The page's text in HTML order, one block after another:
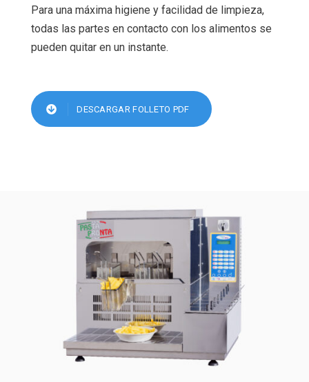
Para una máxima higiene y facilidad de limpieza,
todas las partes en contacto con los alimentos se
pueden quitar en un instante.
DESCARGAR FOLLETO PDF